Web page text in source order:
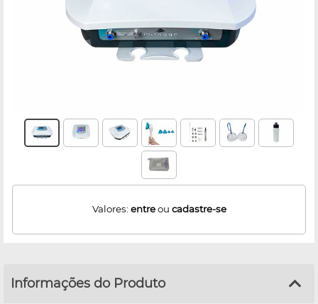
Valores: entreou cadastre-se
Informações do Produto